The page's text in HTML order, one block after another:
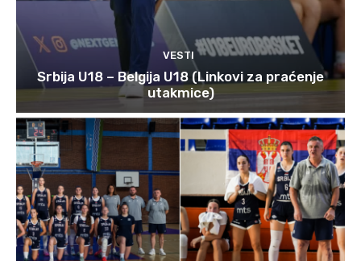
VESTI
Srbija U18 – Belgija U18 (Linkovi za praćenje
utakmice)